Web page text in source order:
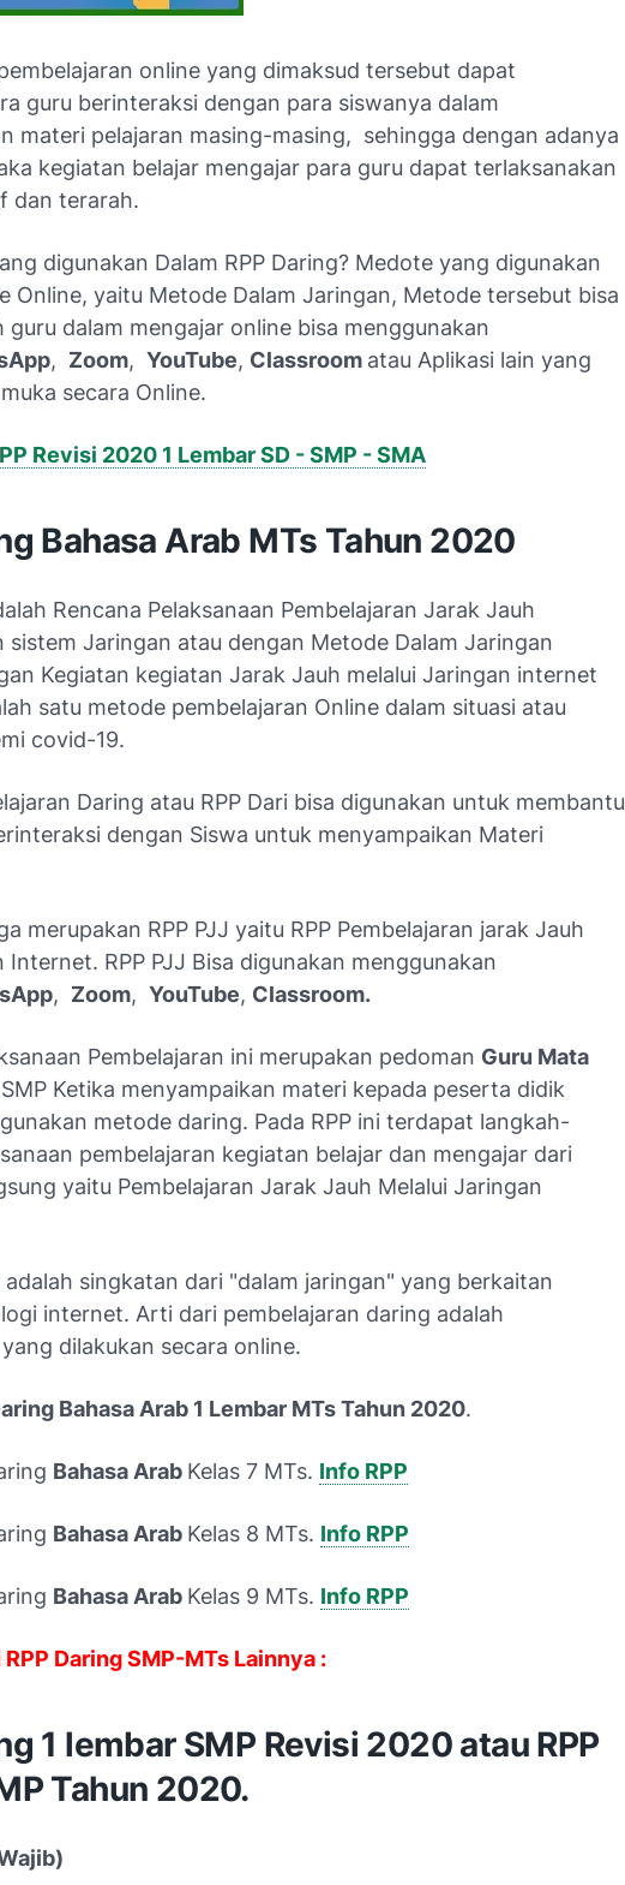
online yang dimaksud tersebut dapat
guru berinteraksi dengan para siswanya dalam
materi pelajaran masing-masing, sehingga dengan adanya
kegiatan belajar mengajar para guru dapat terlaksanakan
dan terarah.
digunakan Dalam RPP Daring? Medote yang digunakan
Online, yaitu Metode Dalam Jaringan, Metode tersebut bisa
guru dalam mengajar online bisa menggunakan
, Zoom, YouTube, Classroom atau Aplikasi lain yang
secara Online.
Revisi 2020 1 Lembar SD - SMP - SMA
Bahasa Arab MTs Tahun 2020
Rencana Pelaksanaan Pembelajaran Jarak Jauh
sistem Jaringan atau dengan Metode Dalam Jaringan
Kegiatan kegiatan Jarak Jauh melalui Jaringan internet
satu metode pembelajaran Online dalam situasi atau
covid-19.
Daring atau RPP Dari bisa digunakan untuk membantu
dengan Siswa untuk menyampaikan Materi
merupakan RPP PJJ yaitu RPP Pembelajaran jarak Jauh
Internet. RPP PJJ Bisa digunakan menggunakan
, Zoom, YouTube, Classroom.
Pembelajaran ini merupakan pedoman Guru Mata
SMP Ketika menyampaikan materi kepada peserta didik
metode daring. Pada RPP ini terdapat langkah-
pembelajaran kegiatan belajar dan mengajar dari
yaitu Pembelajaran Jarak Jauh Melalui Jaringan
adalah singkatan dari "dalam jaringan" yang berkaitan
internet. Arti dari pembelajaran daring adalah
dilakukan secara online.
Bahasa Arab 1 Lembar MTs Tahun 2020.
Bahasa Arab Kelas 7 MTs. Info RPP
Bahasa Arab Kelas 8 MTs. Info RPP
Bahasa Arab Kelas 9 MTs. Info RPP
Daring SMP-MTs Lainnya :
1 lembar SMP Revisi 2020 atau RPP
Tahun 2020.